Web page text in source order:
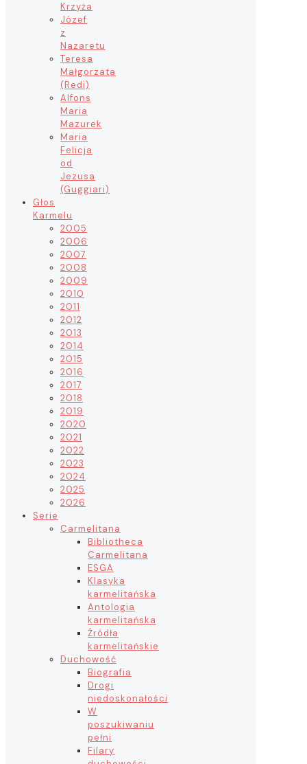
Krzyża
Józef
z
Nazaretu
Teresa
Małgorzata
(Redi)
Alfons
Maria
Mazurek
Maria
Felicja
od
Jezusa
(Guggiari)
Głos
Karmelu
2005
2006
2007
2008
2009
2010
2011
2012
2013
2014
2015
2016
2017
2018
2019
2020
2021
2022
2023
2024
2025
2026
Serie
Carmelitana
Bibliotheca
Carmelitana
ESGA
Klasyka
karmelitańska
Antologia
karmelitańska
Źródła
karmelitańskie
Duchowość
Biografia
Drogi
niedoskonałości
W
poszukiwaniu
pełni
Filary